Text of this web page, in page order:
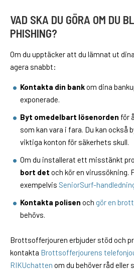
VAD SKA DU GÖRA OM DU
PHISHING?
Om du upptäcker att du lämnat ut
agera snabbt:
Kontakta din bankom dina
exponerade.
Byt omedelbart lösenorden för
som kan vara i fara. Du kan också
viktiga konton för säkerhets skull.
Om du installerat ett misstänkt
bort det och kör en virussökning.
exempelvis SeniorSurf-
Kontakta polisen och gör en
behövs.
Brottsofferjouren erbjuder stöd och
kontakta Brottsofferjourens
RIKUchatten om du behöver råd eller